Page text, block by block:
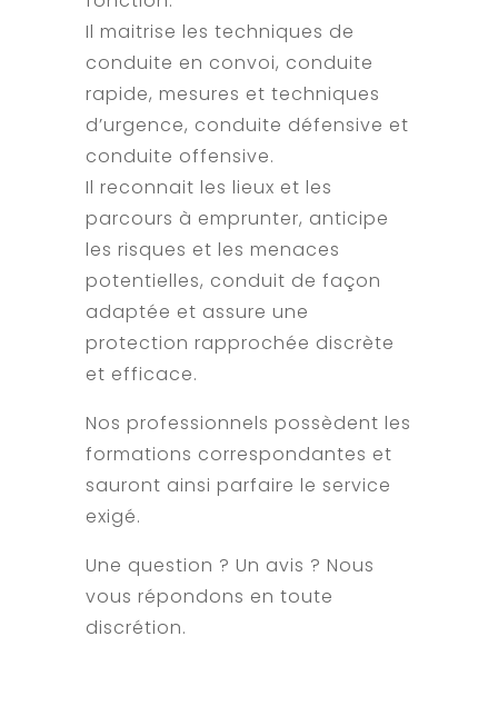
Il maitrise les techniques de
conduite en convoi, conduite
rapide, mesures et techniques
d’urgence, conduite défensive et
conduite offensive.
Il reconnait les lieux et les
parcours à emprunter, anticipe
les risques et les menaces
potentielles, conduit de façon
adaptée et assure une
protection rapprochée discrète
et efficace.
Nos professionnels possèdent les
formations correspondantes et
sauront ainsi parfaire le service
exigé.
Une question ? Un avis ? Nous
vous répondons en toute
discrétion.